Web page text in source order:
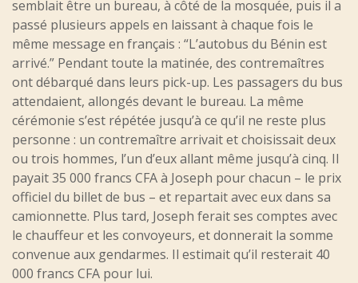
semblait être un bureau, à côté de la mosquée, puis il a
passé plusieurs appels en laissant à chaque fois le
même message en français : “L’autobus du Bénin est
arrivé.” Pendant toute la matinée, des contremaîtres
ont débarqué dans leurs pick-up. Les passagers du bus
attendaient, allongés devant le bureau. La même
cérémonie s’est répétée jusqu’à ce qu’il ne reste plus
personne : un contremaître arrivait et choisissait deux
ou trois hommes, l’un d’eux allant même jusqu’à cinq. Il
payait 35 000 francs CFA à Joseph pour chacun – le prix
officiel du billet de bus – et repartait avec eux dans sa
camionnette. Plus tard, Joseph ferait ses comptes avec
le chauffeur et les convoyeurs, et donnerait la somme
convenue aux gendarmes. Il estimait qu’il resterait 40
000 francs CFA pour lui.